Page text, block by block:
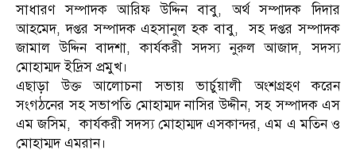
সাধারণ সম্পাদক আরিফ উদ্দিন বাবু, অর্থ সম্পাদক দিদার
আহমেদ, দপ্তর সম্পাদক এহসানুল হক বাবু, সহ দপ্তর সম্পাদক
জামাল উদ্দিন বাদশা, কার্যকরী সদস্য নুরুল আজাদ, সদস্য
মোহাম্মদ ইদ্রিস প্রমুখ।
এছাড়া উক্ত আলোচনা সভায় ভার্চুয়ালী অংশগ্রহণ করেন
সংগঠনের সহ সভাপতি মোহাম্মদ নাসির উদ্দীন, সহ সম্পাদক এস
এম জসিম, কার্যকরী সদস্য মোহাম্মদ এসকান্দর, এম এ মতিন ও
মোহাম্মদ এমরান।